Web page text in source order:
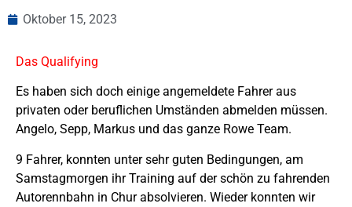
Oktober 15, 2023
Das Qualifying
Es haben sich doch einige angemeldete Fahrer aus
privaten oder beruflichen Umständen abmelden müssen.
Angelo, Sepp, Markus und das ganze Rowe Team.
9 Fahrer, konnten unter sehr guten Bedingungen, am
Samstagmorgen ihr Training auf der schön zu fahrenden
Autorennbahn in Chur absolvieren. Wieder konnten wir